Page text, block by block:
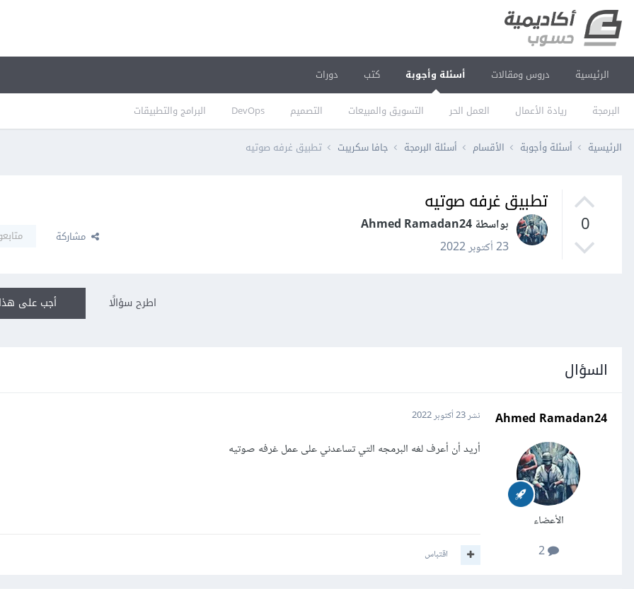
الرئيسية دروس ومقالات أسئلة وأجوبة
البرمجة ريادة الأعمال العمل الحر التسويق والمبيعات التصميم DevOps البرامج والتطبيقات
كتب دورات
الرئيسية أسئلة وأجوبة الأقسام أسئلة البرمجة جافا سكريبت تطبيق غرفه صوتيه
0
تطبيق غرفه صوتيه
بواسطة Ahmed Ramadan24
23 أكتوبر 2022
مشاركة
أجب على اطرح سؤالًا
السؤال
Ahmed Ramadan24
الأعضاء
2
نشر23 أكتوبر 2022
أريد أن أعرف لغه البرمجه التي تساعدني على عمل غرفه صوتيه
اقتباس